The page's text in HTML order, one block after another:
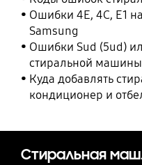
Ошибки 4E, 4C, E1
Samsung
Ошибки Sud (5ud)
стиральной
Куда добавлять
кондиционер и